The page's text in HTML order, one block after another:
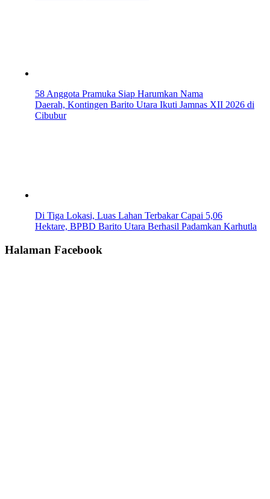
58 Anggota Pramuka Siap Harumkan Nama
Daerah, Kontingen Barito Utara Ikuti Jamnas XII 2026 di
Cibubur
Di Tiga Lokasi, Luas Lahan Terbakar Capai 5,06
Hektare, BPBD Barito Utara Berhasil Padamkan Karhutla
Halaman Facebook